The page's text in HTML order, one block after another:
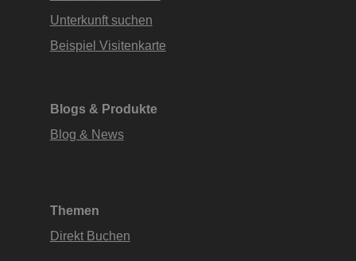
Unterkunft suchen
Beispiel Visitenkarte
Blogs & Produkte
Blog & News
Themen
Direkt Buchen